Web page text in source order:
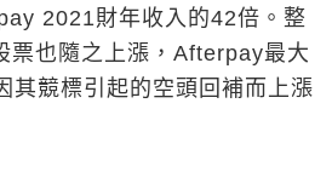
2021財年收入的42倍。整
票也隨之上漲，Afterpay最大
其競標引起的空頭回補而上漲